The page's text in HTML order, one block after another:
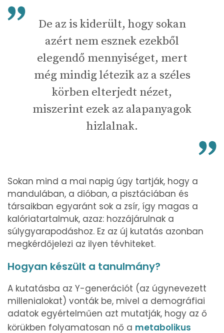
De az is kiderült, hogy sokan
azért nem esznek ezekből
elegendő mennyiséget, mert
még mindig létezik az a széles
körben elterjedt nézet,
miszerint ezek az alapanyagok
hizlalnak.
Sokan mind a mai napig úgy tartják, hogy a
mandulában, a dióban, a pisztáciában és
társaikban egyaránt sok a zsír, így magas a
kalóriatartalmuk, azaz: hozzájárulnak a
súlygyarapodáshoz. Ez az új kutatás azonban
megkérdőjelezi az ilyen tévhiteket.
Hogyan készült a tanulmány?
A kutatásba az Y-generációt (az úgynevezett
millenialokat) vonták be, mivel a demográfiai
adatok egyértelműen azt mutatják, hogy az ő
körükben folyamatosan nő a metabolikus